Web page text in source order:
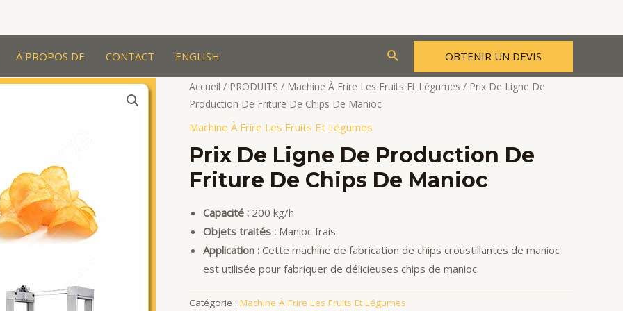
À PROPOS DE CONTACT ENGLISH RechercherOBTENIR UN DEVIS
Accueil / PRODUITS / Machine À Frire Les Fruits Et Légumes / Prix De Ligne De
Production De Friture De Chips De Manioc
Machine À Frire Les Fruits Et Légumes
Prix De Ligne De Production De
Friture De Chips De Manioc
Capacité : 200 kg/h
Objets traités : Manioc frais
Application : Cette machine de fabrication de chips croustillantes de manioc
est utilisée pour fabriquer de délicieuses chips de manioc.
Catégorie : Machine À Frire Les Fruits Et Légumes